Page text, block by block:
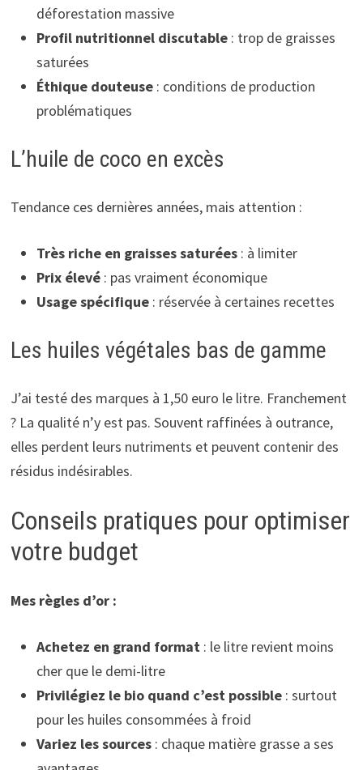
déforestation massive
Profil nutritionnel discutable: trop de graisses
saturées
Éthique douteuse: conditions de production
problématiques
L’huile de coco en excès
Tendance ces dernières années, mais attention :
Très riche en graisses saturées: à limiter
Prix élevé: pas vraiment économique
Usage spécifique: réservée à certaines recettes
Les huiles végétales bas de gamme
J’ai testé des marques à 1,50 euro le litre. Franchement
? La qualité n’y est pas. Souvent raffinées à outrance,
elles perdent leurs nutriments et peuvent contenir des
résidus indésirables.
Conseils pratiques pour optimiser
votre budget
Mes règles d’or :
Achetez en grand format : le litre revient moins
cher que le demi-litre
Privilégiez le bio quand c’est possible: surtout
pour les huiles consommées à froid
Variez les sources: chaque matière grasse a ses